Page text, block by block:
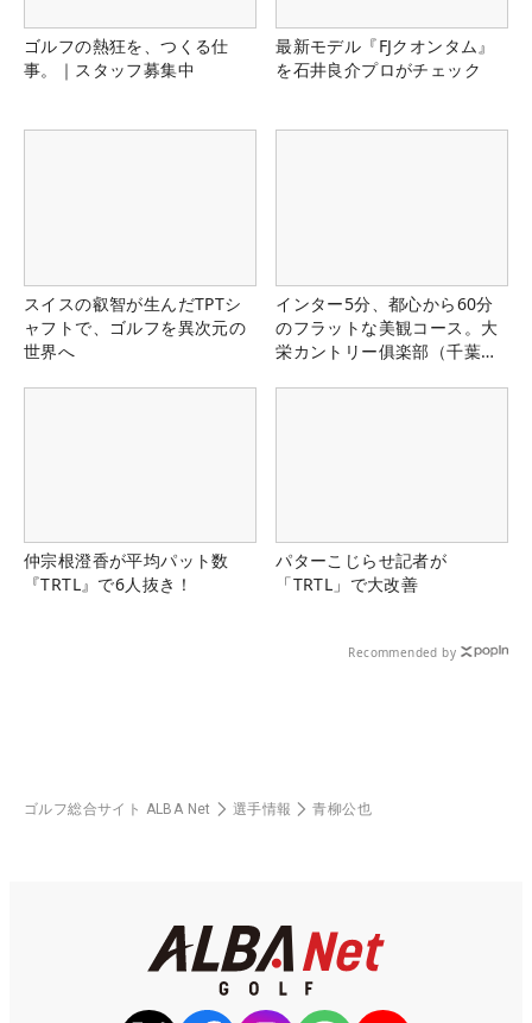
ゴルフの熱狂を、つくる仕
事。｜スタッフ募集中
最新モデル『FJクオンタム』
を石井良介プロがチェック
スイスの叡智が生んだTPTシ
ャフトで、ゴルフを異次元の
世界へ
インター5分、都心から60分
のフラットな美観コース。大
栄カントリー俱楽部（千葉
仲宗根澄香が平均パット数
『TRTL』で6人抜き！
パターこじらせ記者が
「TRTL」で大改善
Recommended by
ゴルフ総合サイト ALBA Net 選手情報 青柳公也